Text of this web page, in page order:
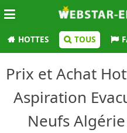
HOTTES TOUS
Prix et Achat
Aspiration
Neufs